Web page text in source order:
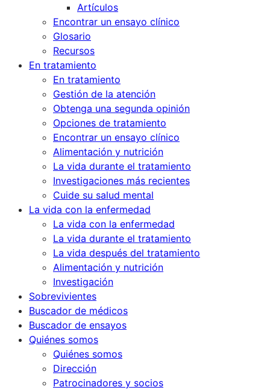
Artículos
Encontrar un ensayo clínico
Glosario
Recursos
En tratamiento
En tratamiento
Gestión de la atención
Obtenga una segunda opinión
Opciones de tratamiento
Encontrar un ensayo clínico
Alimentación y nutrición
La vida durante el tratamiento
Investigaciones más recientes
Cuide su salud mental
La vida con la enfermedad
La vida con la enfermedad
La vida durante el tratamiento
La vida después del tratamiento
Alimentación y nutrición
Investigación
Sobrevivientes
Buscador de médicos
Buscador de ensayos
Quiénes somos
Quiénes somos
Dirección
Patrocinadores y socios